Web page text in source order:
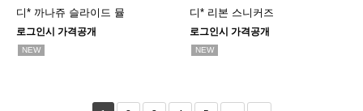
디* 까나쥬 슬라이드 뮬
로그인시 가격공개
NEW
디* 리본 스니커즈
로그인시 가격공개
NEW